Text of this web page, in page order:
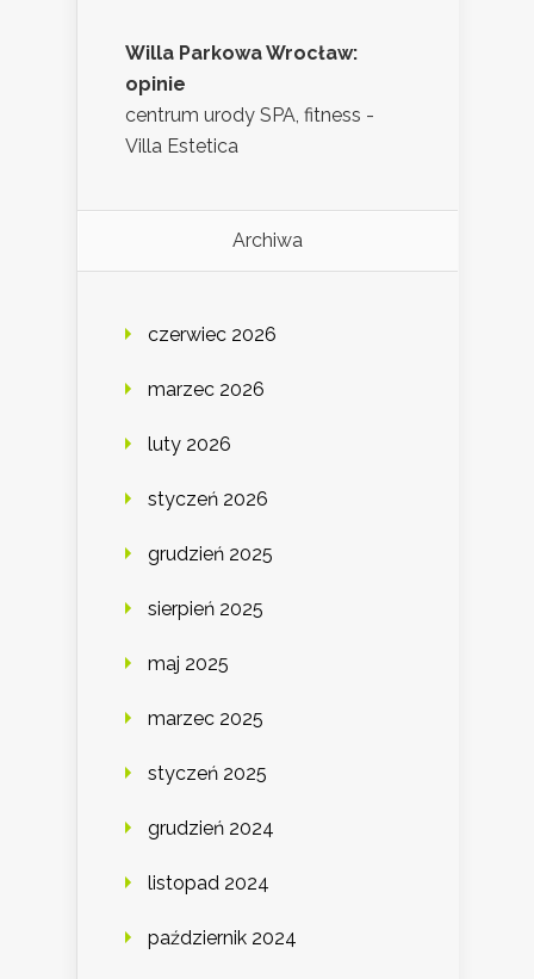
Willa Parkowa Wrocław:
opinie
centrum urody SPA, fitness -
Villa Estetica
Archiwa
czerwiec 2026
marzec 2026
luty 2026
styczeń 2026
grudzień 2025
sierpień 2025
maj 2025
marzec 2025
styczeń 2025
grudzień 2024
listopad 2024
październik 2024